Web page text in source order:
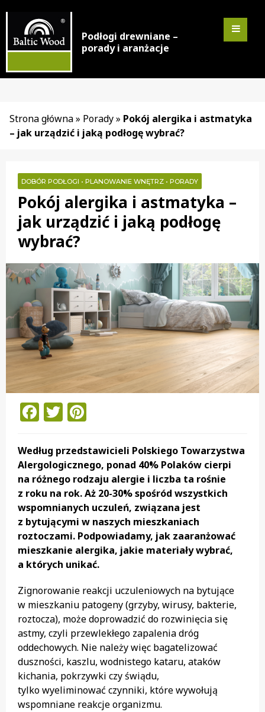
Podłogi drewniane –
porady i aranżacje
Strona główna» Porady» Pokój alergika i astmatyka
– jak urządzić i jaką podłogę wybrać?
DOBÓR PODŁOGI • PLANOWANIE WNĘTRZ • PORADY
Pokój alergika i astmatyka –
jak urządzić i jaką podłogę
wybrać?
Facebook
Twitter
Według przedstawicieli Polskiego Towarzystwa
Alergologicznego, ponad 40% Polaków cierpi
na różnego rodzaju alergie i liczba ta rośnie
z roku na rok. Aż 20-30% spośród wszystkich
wspomnianych uczuleń, związana jest
z bytującymi w naszych mieszkaniach
roztoczami. Podpowiadamy, jak zaaranżować
mieszkanie alergika, jakie materiały wybrać,
a których unikać.
Zignorowanie reakcji uczuleniowych na bytujące
w mieszkaniu patogeny (grzyby, wirusy, bakterie,
roztocza), może doprowadzić do rozwinięcia się
astmy, czyli przewlekłego zapalenia dróg
oddechowych. Nie należy więc bagatelizować
duszności, kaszlu, wodnistego kataru, ataków
kichania, pokrzywki czy świądu,
tylko wyeliminować czynniki, które wywołują
wspomniane reakcje organizmu.